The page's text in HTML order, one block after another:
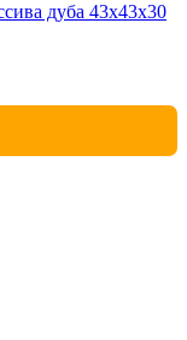
дуба 43х43х30